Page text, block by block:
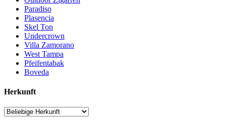
Paradiso
Plasencia
Skel Ton
Undercrown
Villa Zamorano
West Tampa
Pfeifentabak
Boveda
Herkunft